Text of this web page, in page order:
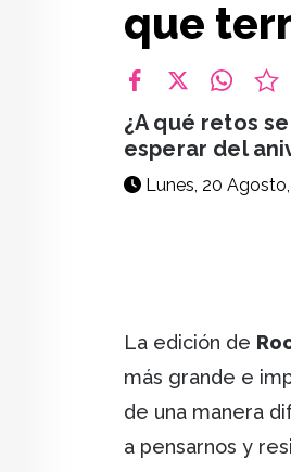
que
¿A qué retos
esperar del
Lunes, 20
La edición de
más grande e
de una manera
a pensarnos y